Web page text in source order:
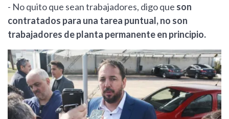
- No quito que sean trabajadores, digo que son
contratados para una tarea puntual, no son
trabajadores de planta permanente en principio.